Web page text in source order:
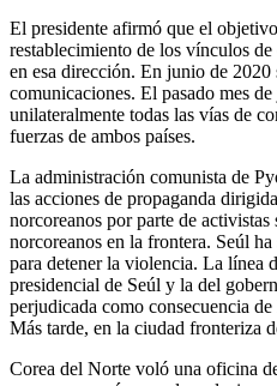
El presidente afirmó que el
restablecimiento de los vínculos
en esa dirección. En junio de 2020
comunicaciones. El pasado mes
unilateralmente todas las vías de
fuerzas de ambos países.
La administración comunista de
las acciones de propaganda
norcoreanos por parte de
norcoreanos en la frontera. Seúl
para detener la violencia. La línea
presidencial de Seúl y la del
perjudicada como consecuencia
Más tarde, en la ciudad fronteriza
Corea del Norte voló una oficina